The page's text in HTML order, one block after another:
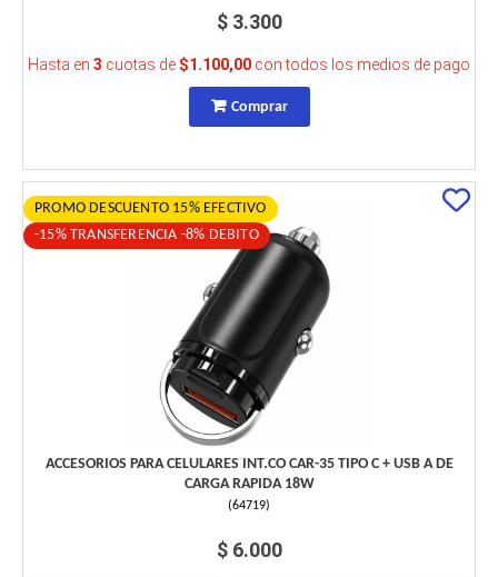
$ 3.300
Hasta en 3 cuotas de $1.100,00 con todos los medios de pago
Comprar
PROMO DESCUENTO 15% EFECTIVO
-15% TRANSFERENCIA -8% DEBITO
ACCESORIOS PARA CELULARES INT.CO CAR-35 TIPO C + USB A DE
CARGA RAPIDA 18W
(64719)
$ 6.000